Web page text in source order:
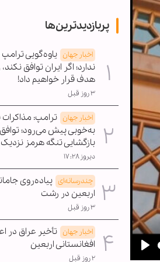
پربازدیدترین‌ها
اخبار جهان یاوه‌گویی
ندارد؛ اگر ایران توافق
هدف قرار خواهیم داد!
۳ روز قبل
اخبار جهان ترامپ: مذاکرات
به‌خوبی پیش می‌رود؛ توافق
بازگشایی تنگه هرمز
دیروز ۱۷:۲۸
چندرسانه‌ای پیاده‌روی
اربعین در رشت
۳ روز قبل
اخبار جهان تأخیر عراق در
افغانستانی اربعین
۲ روز قبل